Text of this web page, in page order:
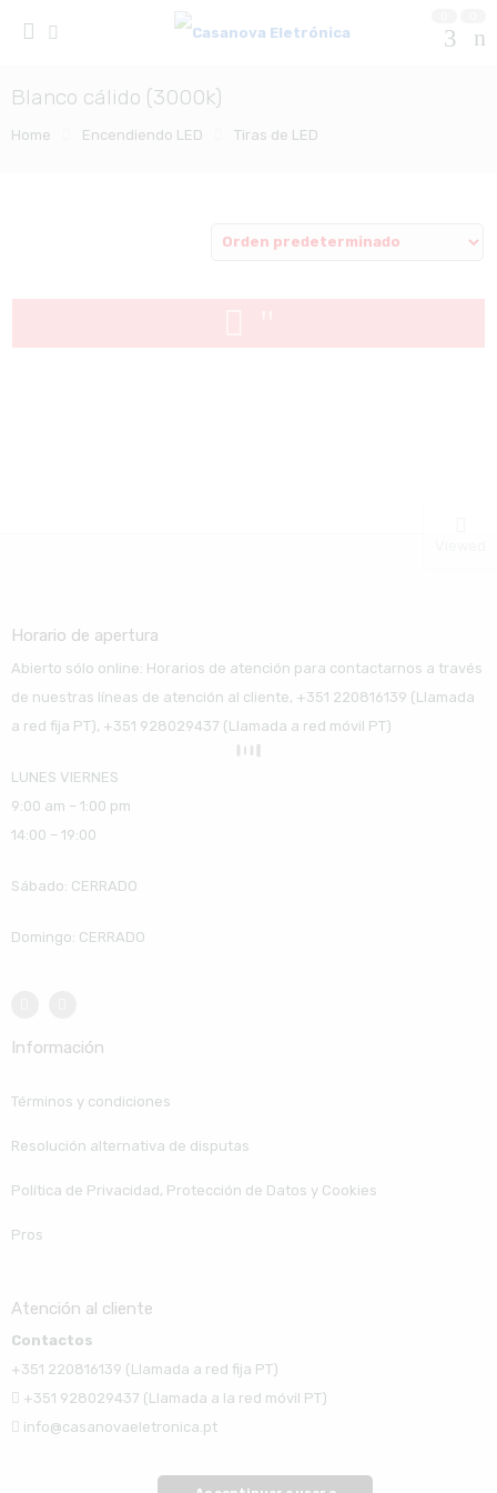
Blanco cálido (3000k)
Home Encendiendo LED Tiras de LED
Horario de apertura
Abierto sólo online: Horarios de atención para contactarnos a través
de nuestras líneas de atención al cliente, +351 220816139 (Llamada
a red fija PT), +351 928029437 (Llamada a red móvil PT)
LUNES VIERNES
9:00 am – 1:00 pm
14:00 – 19:00
Sábado: CERRADO
Domingo: CERRADO
Información
Términos y condiciones
Resolución alternativa de disputas
Política de Privacidad, Protección de Datos y Cookies
Pros
Atención al cliente
Contactos
+351 220816139 (Llamada a red fija PT)
+351 928029437 (Llamada a la red móvil PT)
info@casanovaeletronica.pt